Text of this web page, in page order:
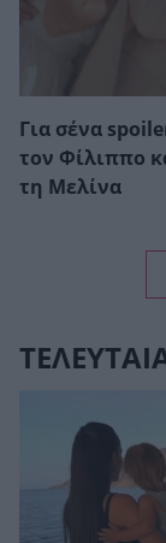
Για σένα
τον Φίλιππο
τη Μελίνα